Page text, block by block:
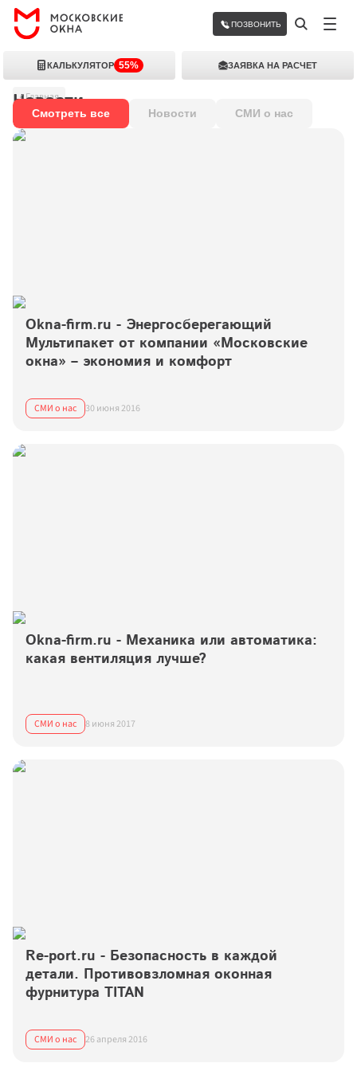
ПОЗВОНИТЬ
КАЛЬКУЛЯТОР 55% ЗАЯВКА НА РАСЧЕТ
Главная
Новости
Смотреть все Новости СМИ о нас
Okna-firm.ru - Энергосберегающий
Мультипакет от компании «Московские
окна» – экономия и комфорт
СМИ о нас 30 июня 2016
Okna-firm.ru - Механика или автоматика:
какая вентиляция лучше?
СМИ о нас 8 июня 2017
Re-port.ru - Безопасность в каждой
детали. Противовзломная оконная
фурнитура TITAN
СМИ о нас 26 апреля 2016